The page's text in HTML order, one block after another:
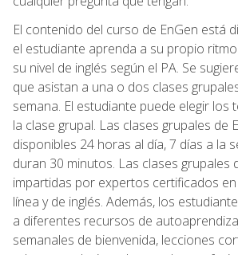
El contenido del curso de EnGen está
el estudiante aprenda a su propio
su nivel de inglés según el PA. Se
que asistan a una o dos clases
semana. El estudiante puede elegir los
la clase grupal. Las clases grupales de
disponibles 24 horas al día, 7 días a la
duran 30 minutos. Las clases grupales
impartidas por expertos certificados
línea y de inglés. Además, los
a diferentes recursos de
semanales de bienvenida, lecciones